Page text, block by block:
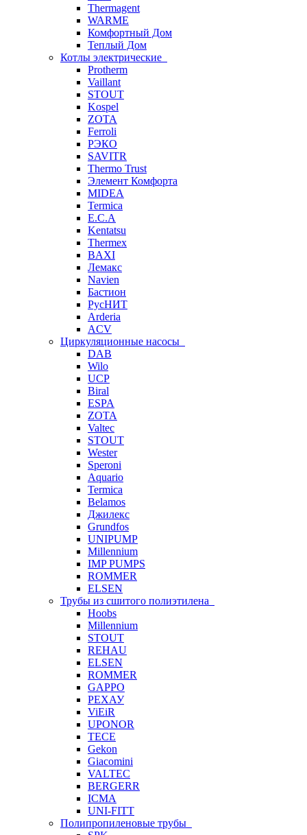
Thermagent
WARME
Комфортный Дом
Теплый Дом
Котлы электрические
Protherm
Vaillant
STOUT
Kospel
ZOTA
Ferroli
РЭКО
SAVITR
Thermo Trust
Элемент Комфорта
MIDEA
Termica
E.C.A
Kentatsu
Thermex
BAXI
Лемакс
Navien
Бастион
РусНИТ
Arderia
ACV
Циркуляционные насосы
DAB
Wilo
UCP
Biral
ESPA
ZOTA
Valtec
STOUT
Wester
Speroni
Aquario
Termica
Belamos
Джилекс
Grundfos
UNIPUMP
Millennium
IMP PUMPS
ROMMER
ELSEN
Трубы из сшитого полиэтилена
Hoobs
Millennium
STOUT
REHAU
ELSEN
ROMMER
GAPPO
РЕХАУ
ViEiR
UPONOR
TECE
Gekon
Giacomini
VALTEC
BERGERR
ICMA
UNI-FITT
Полипропиленовые трубы